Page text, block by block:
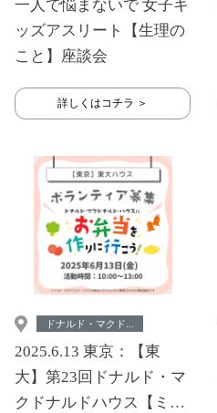
一人で悩まないで 女子キ
ッズアスリート【生理の
こと】座談会
詳しくはコチラ ＞
ドナルド・マクド...
2025.6.13 東京：【東
大】第23回ドナルド・マ
クドナルドハウス【ミー